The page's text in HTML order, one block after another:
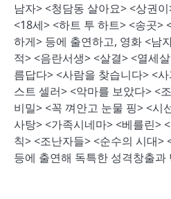
남자> <청담동 살아요> <상권
<18세> <하트 투 하트> <송곳>
하게> 등에 출연하고, 영화 <남
적> <음란서생> <살결> <열세
름답다> <사람을 찾습니다> <
스트 셀러> <악마를 보았다> <
비밀> <꼭 껴안고 눈물 핑> <시
사탕> <가족시네마> <베를린>
칙> <조난자들> <순수의 시대>
등에 출연해 독특한 성격창출